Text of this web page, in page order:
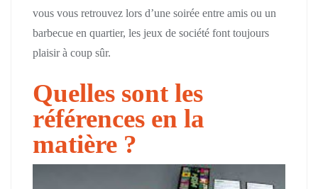
vous vous retrouvez lors d’une soirée entre amis ou un
barbecue en quartier, les jeux de société font toujours
plaisir à coup sûr.
Quelles sont les
références en la
matière ?